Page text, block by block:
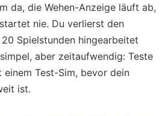
da, die Wehen-Anzeige läuft ab,
nie. Du verlierst den
Spielstunden hingearbeitet
aber zeitaufwendig: Teste
einem Test-Sim, bevor dein
ist.